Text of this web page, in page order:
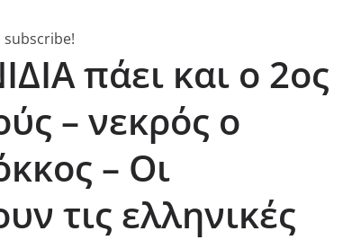
πάει και ο 2ος
– νεκρός ο
– Οι
τις ελληνικές